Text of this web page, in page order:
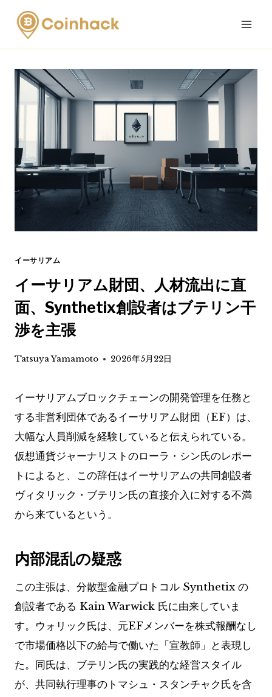
Skip
content
イーサリアム
イーサリアム財団、人材流出に直
面、Synthetix創設者はブテリン干
渉を主張
Tatsuya Yamamoto 2026年5月22日
イーサリアムブロックチェーンの開発管理を任務と
する非営利団体であるイーサリアム財団（EF）は、
大幅な人員削減を経験していると伝えられている。
仮想通貨ジャーナリストのローラ・シン氏のレポー
トによると、この辞任はイーサリアムの共同創設者
ヴィタリック・ブテリン氏の直接介入に対する不満
から来ているという。
内部混乱の疑惑
この主張は、分散型金融プロトコル Synthetix の
創設者である Kain Warwick 氏に由来していま
す。ウォリック氏は、元EFメンバーを株式報酬なし
で市場価格以下の給与で働いた「宣教師」と表現し
た。同氏は、ブテリン氏の実践的な経営スタイル
が、共同執行理事のトマシュ・スタンチャク氏を含